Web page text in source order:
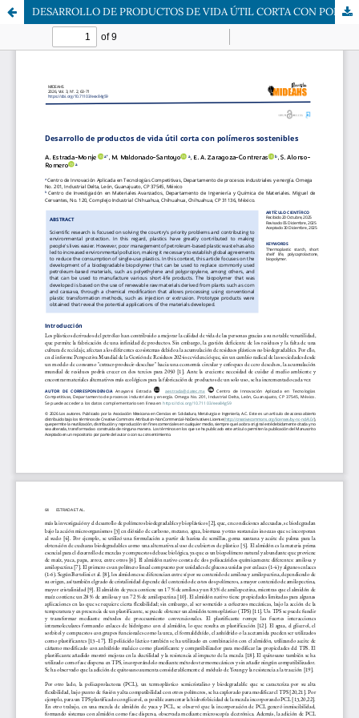
DESARROLLO DE PRODUCTOS DE VIDA ÚTIL CORTA CON POLÍMEROS SOSTENIBLES